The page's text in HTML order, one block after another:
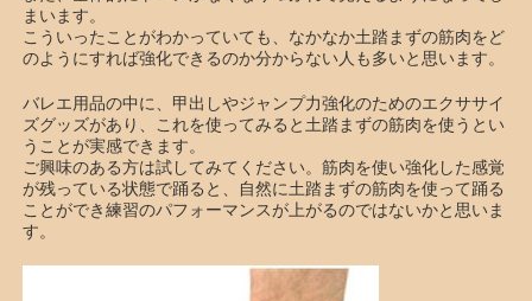
まいます。
こういったことがわかっていても、なかなか土踏まずの筋肉をど
のようにすれば強化できるのか分からない人も多いと思います。
バレエ用品の中に、甲出しやジャンプ力強化のためのエクササイ
ズグッズがあり、これを使ってみると土踏まずの筋肉を使うとい
うことが実感できます。
ご興味のある方は試してみてください。筋肉を使い強化した感覚
が残っている状態で踊ると、自然に土踏まずの筋肉を使って踊る
ことができ練習のパフォーマンスが上がるのではないかと思いま
す。